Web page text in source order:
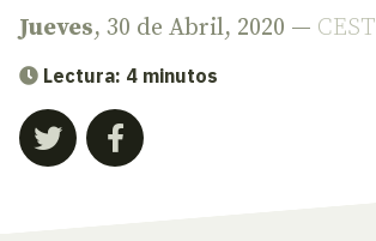
Jueves, 30 de Abril, 2020 — CEST
Lectura: 4 minutos